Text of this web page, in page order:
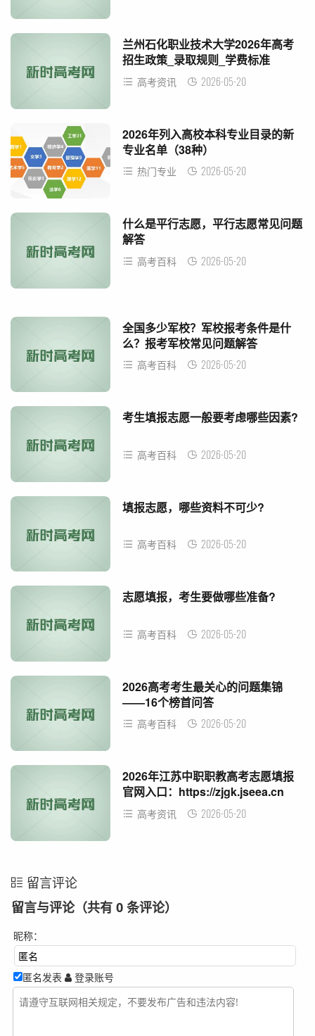
兰州石化职业技术大学2026年高考
招生政策_录取规则_学费标准
高考资讯 2026-05-20
2026年列入高校本科专业目录的新
专业名单（38种）
热门专业 2026-05-20
什么是平行志愿，平行志愿常见问题
解答
高考百科 2026-05-20
全国多少军校？军校报考条件是什
么？报考军校常见问题解答
高考百科 2026-05-20
考生填报志愿一般要考虑哪些因素?
高考百科 2026-05-20
填报志愿，哪些资料不可少?
高考百科 2026-05-20
志愿填报，考生要做哪些准备?
高考百科 2026-05-20
2026高考考生最关心的问题集锦
——16个榜首问答
高考百科 2026-05-20
2026年江苏中职职教高考志愿填报
官网入口：https://zjgk.jseea.cn
高考资讯 2026-05-20
留言评论
留言与评论（共有 0 条评论）
昵称：
匿名发表 登录账号